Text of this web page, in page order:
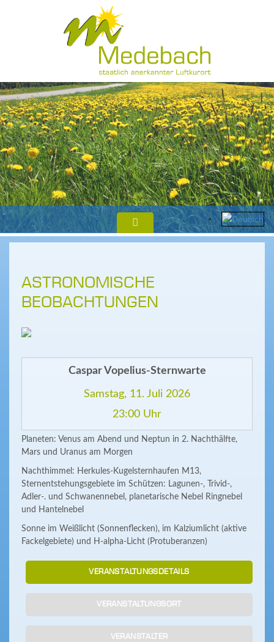
ASTRONOMISCHE
BEOBACHTUNGEN
Caspar Vopelius-Sternwarte
Samstag, 11. Juli 2026
23:00 Uhr
Planeten: Venus am Abend und Neptun in 2. Nachthälfte,
Mars und Uranus am Morgen
Nachthimmel: Herkules-Kugelsternhaufen M13,
Sternentstehungsgebiete im Schützen: Lagunen-, Trivid-,
Adler-. und Schwanennebel, planetarische Nebel Ringnebel
und Hantelnebel
Sonne im Weißlicht (Sonnenflecken), im Kalziumlicht (aktive
Fackelgebiete) und H-alpha-Licht (Protuberanzen)
VERANSTALTUNGSDETAILS
VERANSTALTUNGSORT
VERANSTALTER